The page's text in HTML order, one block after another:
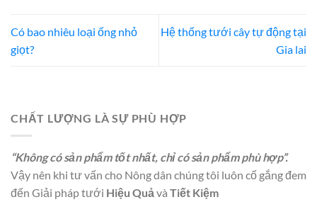
Có bao nhiêu loại ống nhỏ
giọt?
Hệ thống tưới cây tự động tại
Gia lai
CHẤT LƯỢNG LÀ SỰ PHÙ HỢP
“Không có sản phẩm tốt nhất, chỉ có sản phẩm phù hợp”.
Vậy nên khi tư vấn cho Nông dân chúng tôi luôn cố gắng đem
đến Giải pháp tưới Hiệu Quả và Tiết Kiệm